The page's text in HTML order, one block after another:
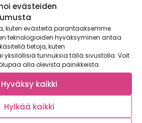
evästeiden
kuten evästeitä parantaaksemme
teknologioiden hyväksyminen antaa
tietoja, kuten
tunnuksia tällä sivustolla. Voit
alla olevista painikkeista.
Hyväksy kaikki
Hylkää kaikki
paljastaa Suomen parhaat
ja tattipaikat
kartta, auttaa löytämään marjat
Sovelluksen avulla kuka